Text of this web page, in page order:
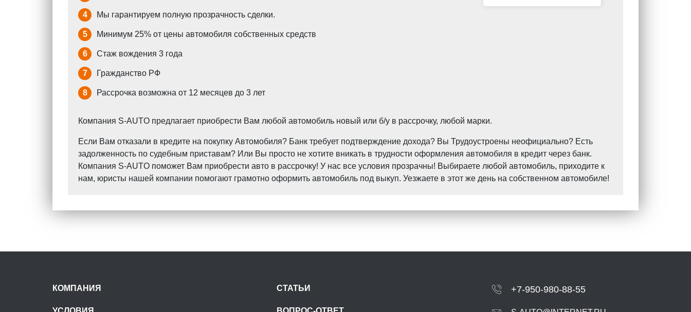
4 Мы гарантируем полную прозрачность сделки.
5 Минимум 25% от цены автомобиля собственных средств
6 Стаж вождения 3 года
7 Гражданство РФ
8 Рассрочка возможна от 12 месяцев до 3 лет
Компания S-AUTO предлагает приобрести Вам любой автомобиль новый или б/у в рассрочку, любой марки.
Если Вам отказали в кредите на покупку Автомобиля? Банк требует подтверждение дохода? Вы Трудоустроены неофициально? Есть
задолженность по судебным приставам? Или Вы просто не хотите вникать в трудности оформления автомобиля в кредит через банк.
Компания S-AUTO поможет Вам приобрести авто в рассрочку! У нас все условия прозрачны! Выбираете любой автомобиль, приходите к
нам, юристы нашей компании помогают грамотно оформить автомобиль под выкуп. Уезжаете в этот же день на собственном автомобиле!
КОМПАНИЯ СТАТЬИ +7-950-980-88-55